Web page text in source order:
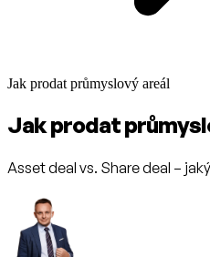
Jak prodat průmyslový areál
Jak prodat
Asset deal vs. Share deal –